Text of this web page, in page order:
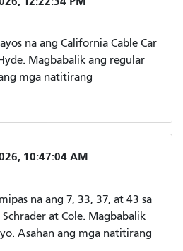
na ang California Cable Car
Magbabalik ang regular
mga natitirang
10:47:04 AM
na ang 7, 33, 37, at 43 sa
at Cole. Magbabalik
Asahan ang mga natitirang